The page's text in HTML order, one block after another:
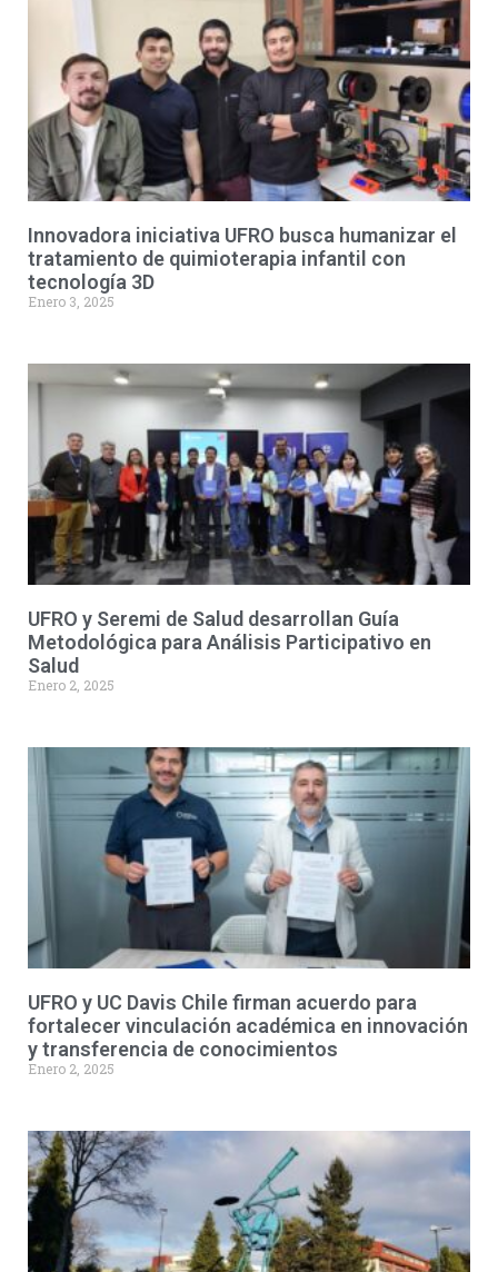
Innovadora iniciativa UFRO busca humanizar el
tratamiento de quimioterapia infantil con
tecnología 3D
Enero 3, 2025
UFRO y Seremi de Salud desarrollan Guía
Metodológica para Análisis Participativo en
Salud
Enero 2, 2025
UFRO y UC Davis Chile firman acuerdo para
fortalecer vinculación académica en innovación
y transferencia de conocimientos
Enero 2, 2025